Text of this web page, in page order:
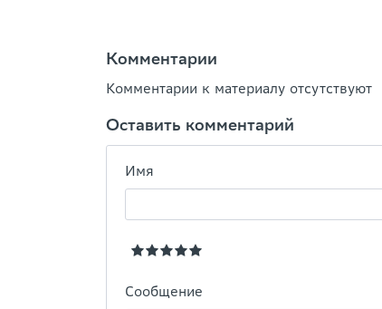
Комментарии
Комментарии к материалу отсутствуют
Оставить комментарий
Имя
Сообщение